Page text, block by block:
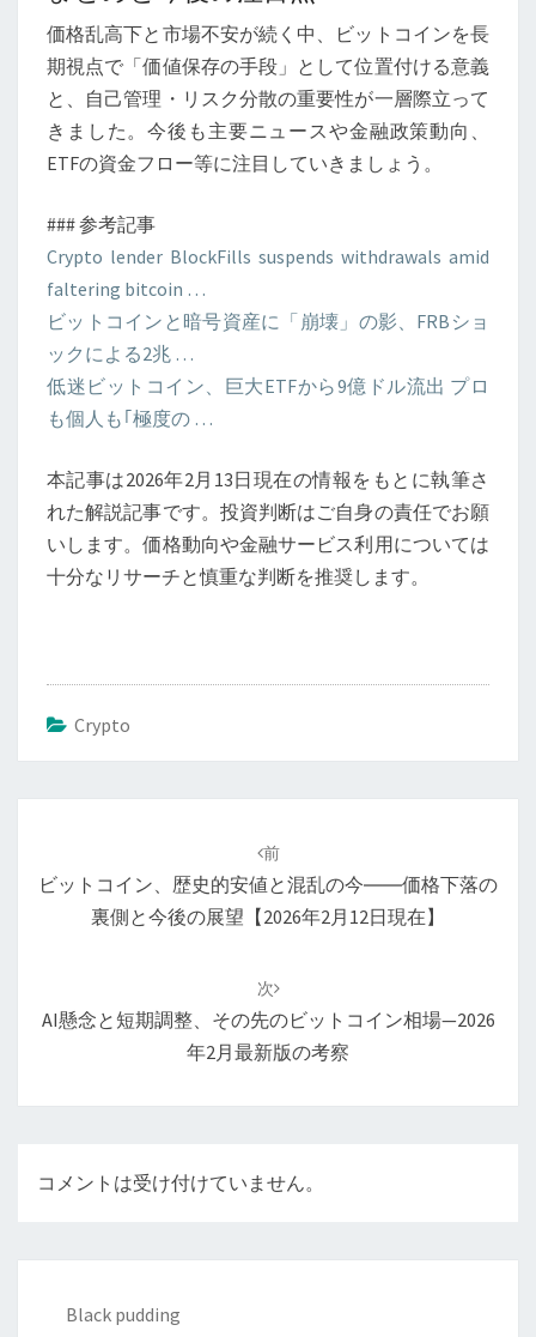
価格乱高下と市場不安が続く中、ビットコインを長
期視点で「価値保存の手段」として位置付ける意義
と、自己管理・リスク分散の重要性が一層際立って
きました。今後も主要ニュースや金融政策動向、
ETFの資金フロー等に注目していきましょう。
### 参考記事
Crypto lender BlockFills suspends withdrawals amid
faltering bitcoin …
ビットコインと暗号資産に「崩壊」の影、FRBショ
ックによる2兆 …
低迷ビットコイン、巨大ETFから9億ドル流出 プロ
も個人も｢極度の …
本記事は2026年2月13日現在の情報をもとに執筆さ
れた解説記事です。投資判断はご自身の責任でお願
いします。価格動向や金融サービス利用については
十分なリサーチと慎重な判断を推奨します。
Crypto
ナ
ョ
前
ビットコイン、歴史的安値と混乱の今――価格下落の
裏側と今後の展望【2026年2月12日現在】
次
AI懸念と短期調整、その先のビットコイン相場—2026
年2月最新版の考察
コメントは受け付けていません。
Black pudding